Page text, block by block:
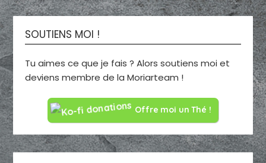
SOUTIENS MOI !
Tu aimes ce que je fais ? Alors soutiens moi et
deviens membre de la Moriarteam !
Offre moi un Thé !